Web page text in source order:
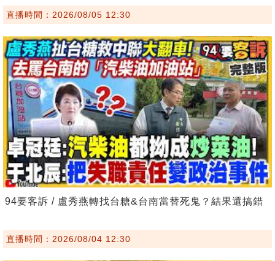
直播時間：2026/08/05 12:30
94要客訴 / 盧秀燕轉找台糖&台南當替死鬼？結果還搞錯
直播時間：2026/08/04 12:30